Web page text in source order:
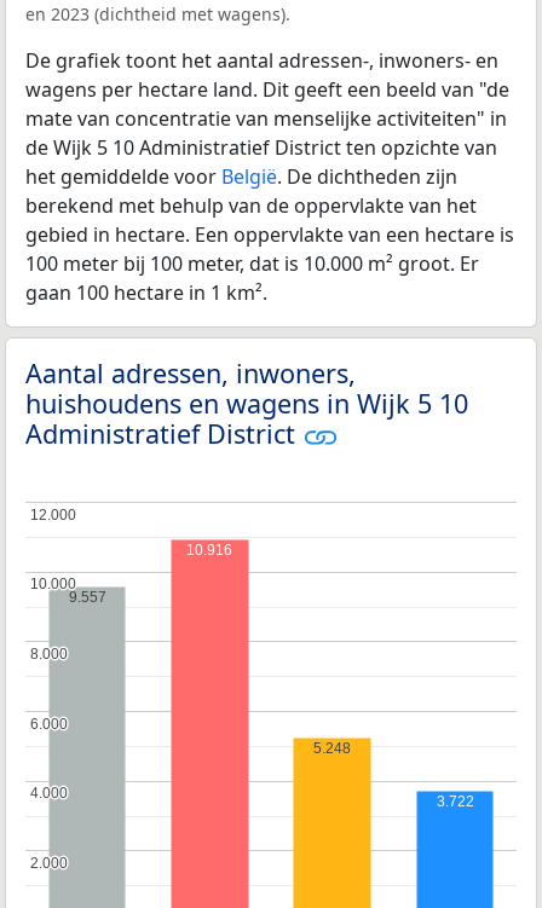
en 2023 (dichtheid met wagens).
De grafiek toont het aantal adressen-, inwoners- en
wagens per hectare land. Dit geeft een beeld van "de
mate van concentratie van menselijke activiteiten" in
de Wijk 5 10 Administratief District ten opzichte van
het gemiddelde voor België. De dichtheden zijn
berekend met behulp van de oppervlakte van het
gebied in hectare. Een oppervlakte van een hectare is
100 meter bij 100 meter, dat is 10.000 m² groot. Er
gaan 100 hectare in 1 km².
Aantal adressen, inwoners,
huishoudens en wagens in Wijk 5 10
Administratief District
2.000
2.000
4.000
4.000
6.000
6.000
8.000
8.000
10.000
10.000
12.000
12.000
9.557
10.916
5.248
3.722